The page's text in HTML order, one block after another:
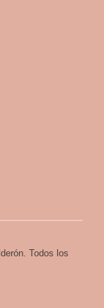
Todos los